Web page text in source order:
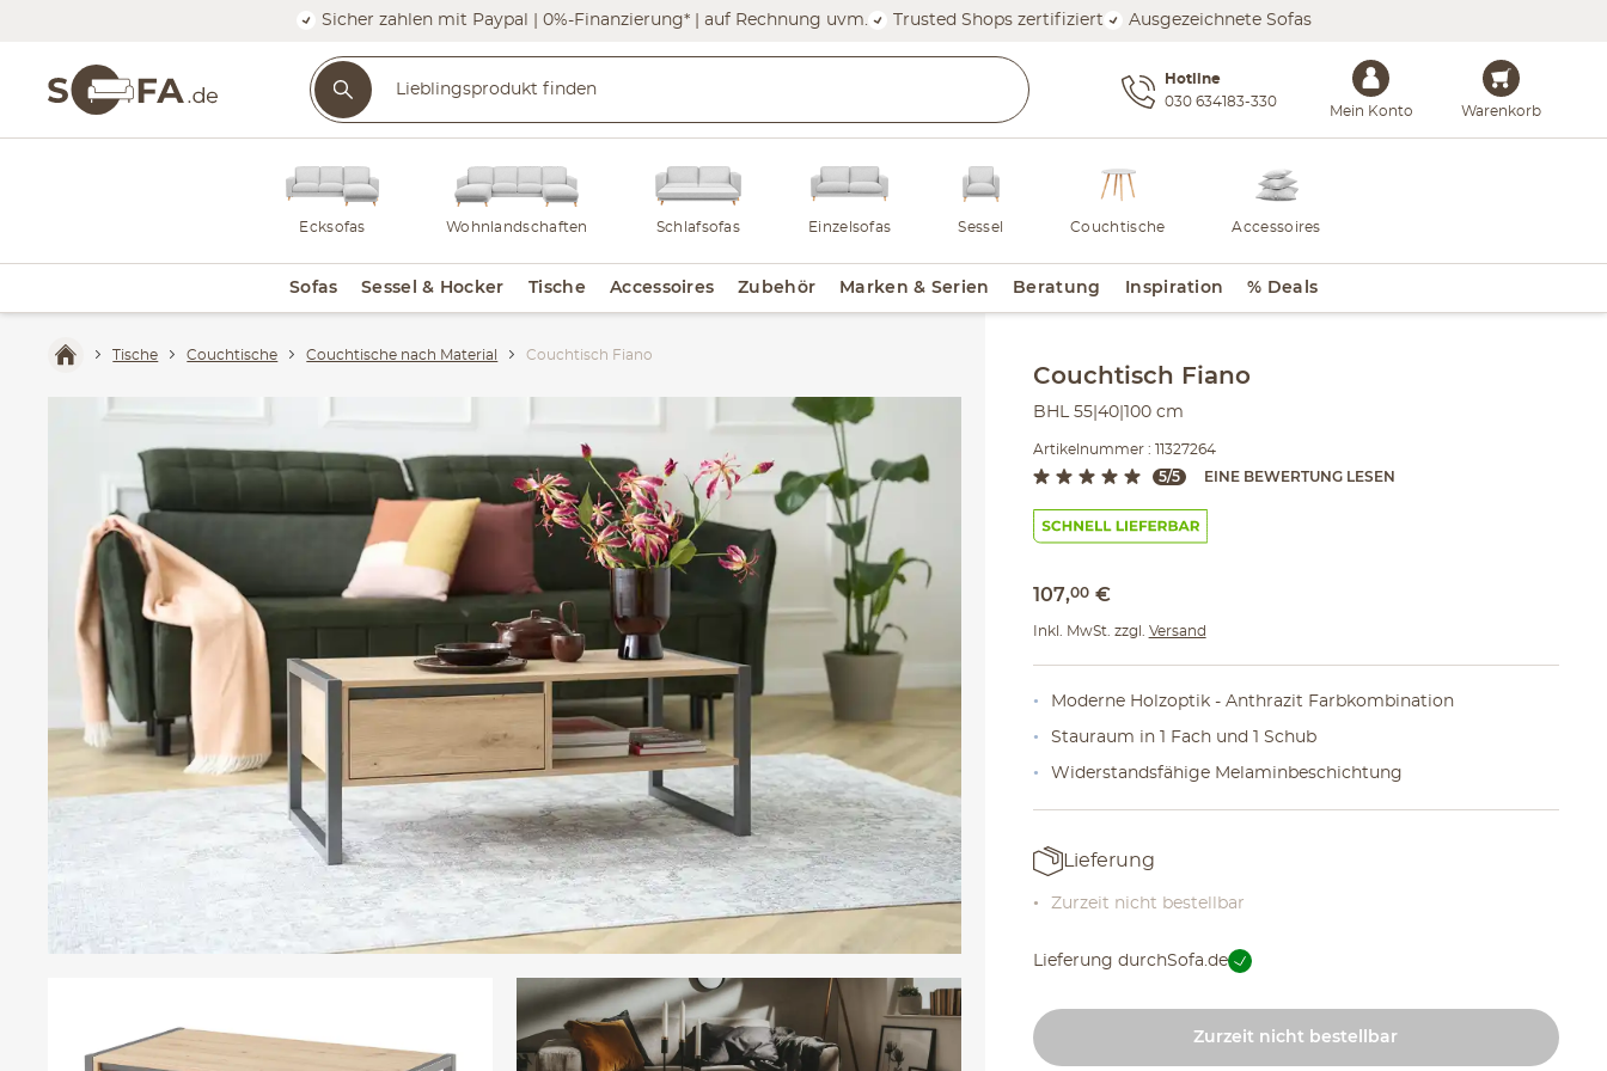
Sicher zahlen mit Paypal | 0%-Finanzierung* | auf Rechnung uvm. Trusted Shops zertifiziert Ausgezeichnete Sofas
Hotline
030 634183-330
Mein Konto Warenkorb
Ecksofas Wohnlandschaften Schlafsofas Einzelsofas Sessel Couchtische Accessoires
Sofas Sessel & Hocker Tische Accessoires Zubehör Marken & Serien Beratung Inspiration % Deals
Tische Couchtische Couchtische nach Material Couchtisch Fiano
Couchtisch Fiano
BHL 55|40|100 cm
Artikelnummer : 11327264
5/5
EINE BEWERTUNG LESEN
107,00 €
Inkl. MwSt. zzgl. Versand
Moderne Holzoptik - Anthrazit Farbkombination
Stauraum in 1 Fach und 1 Schub
Widerstandsfähige Melaminbeschichtung
Lieferung
Zurzeit nicht bestellbar
Lieferung durchSofa.de
Zurzeit nicht bestellbar